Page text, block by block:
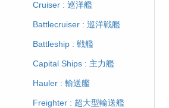
Cruiser : 巡洋艦
Battlecruiser : 巡洋戦艦
Battleship : 戦艦
Capital Ships : 主力艦
Hauler : 輸送艦
Freighter : 超大型輸送艦